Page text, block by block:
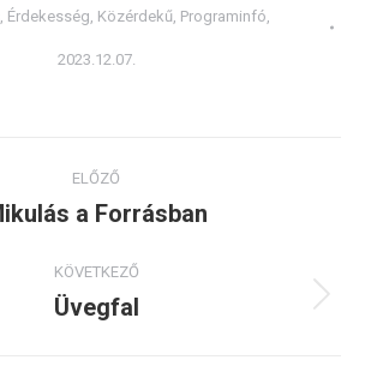
, Érdekesség, Közérdekű, Programinfó,
2023.12.07.
ELŐZŐ
Previous
a Forrásban
KÖVETKEZŐ
Next
Üvegfal